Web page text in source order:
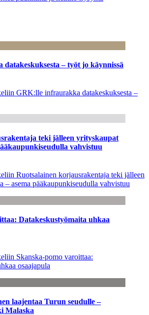
– työt jo käynnissä
GRK:lle infraurakka datakeskuksesta –
teki jälleen yrityskaupat
vahvistuu
Ruotsalainen korjausrakentaja teki jälleen
– asema pääkaupunkiseudulla vahvistuu
Datakeskustyömaita uhkaa
Skanska-pomo varoittaa:
osaajapula
laajentaa Turun seudulle –
Malaska